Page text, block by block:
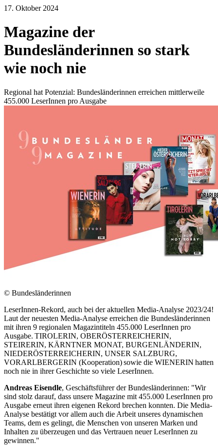
17. Oktober 2024
Magazine der
Bundesländerinnen so stark
wie noch nie
Regional hat Potenzial: Bundesländerinnen erreichen mittlerweile
455.000 LeserInnen pro Ausgabe
© Bundesländerinnen
LeserInnen-Rekord, auch bei der aktuellen Media-Analyse 2023/24!
Laut der neuesten Media-Analyse erreichen die Bundesländerinnen
mit ihren 9 regionalen Magazintiteln 455.000 LeserInnen pro
Ausgabe. TIROLERIN, OBERÖSTERREICHERIN,
STEIRERIN, KÄRNTNER MONAT, BURGENLÄNDERIN,
NIEDERÖSTERREICHERIN, UNSER SALZBURG,
VORARLBERGERIN (Kooperation)sowie die WIENERIN hatten
noch nie in ihrer Geschichte so viele LeserInnen.
Andreas Eisendle, Geschäftsführer der Bundesländerinnen: "Wir
sind stolz darauf, dass unsere Magazine mit 455.000 LeserInnen pro
Ausgabe erneut ihren eigenen Rekord brechen konnten. Die Media-
Analyse bestätigt vor allem auch die Arbeit unseres dynamischen
Teams, dem es gelingt, die Menschen von unseren Marken und
Inhalten zu überzeugen und das Vertrauen neuer LeserInnen zu
gewinnen."